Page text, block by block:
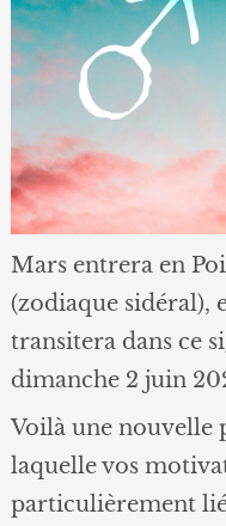
Mars entrera en
(zodiaque sidéral),
transitera dans ce
dimanche 2 juin
Voilà une nouvelle
laquelle vos
particulièrement